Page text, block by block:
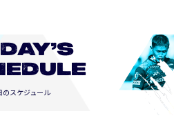
のスケジュール